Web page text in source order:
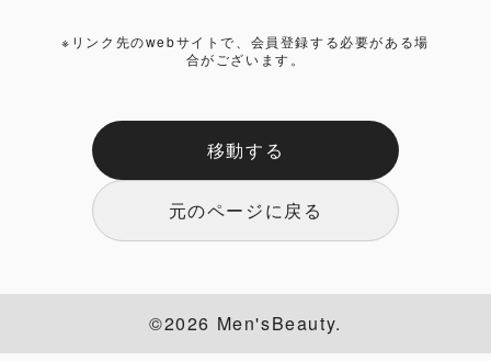
※リンク先のwebサイトで、会員登録する必要がある場
合がございます。
移動する
元のページに戻る
©2026 Men'sBeauty.